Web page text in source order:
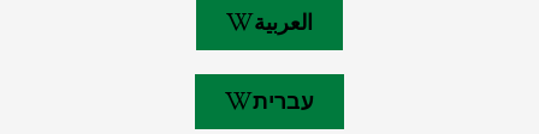
العربية
עברית